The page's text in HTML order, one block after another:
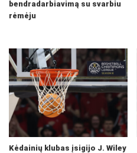
bendradarbiavimą su svarbiu
rėmėju
Kėdainių klubas įsigijo J. Wiley